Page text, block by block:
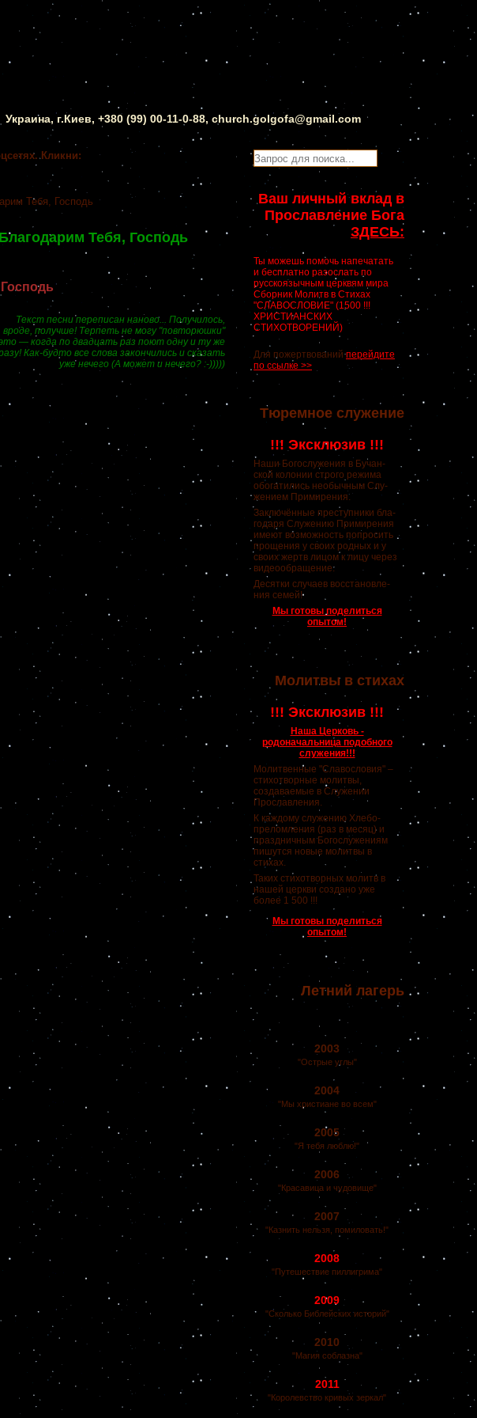
Украина, г.Киев, +380 (99) 00-11-0-88, church.golgofa@gmail.com
Кликни:
Тебя, Господь
Благодарим Тебя, Господь
Текст песни переписан наново... Получилось,
вроде, получше! Терпеть не могу "повторюшки"
— когда по двадцать раз поют одну и ту же
Как-будто все слова закончились и сказать
уже нечего (А может и нечего? :-)))))
Ваш личный вклад в
Прославление Бога
ЗДЕСЬ:
Ты можешь помочь напечатать
и бесплатно разослать по
русскоязычным церквям мира
Сборник Молитв в Стихах
"СЛАВОСЛОВИЕ" (1500 !!!
ХРИСТИАНСКИХ
СТИХОТВОРЕНИЙ)
Для пожертвованийперейдите
по ссылке >>
Тюремное служение
!!! Эксклюзив !!!
Наши Богослужения в Бучан-
ской колонии строго режима
обогатились необычным Слу-
жением Примирения.
Заключённые преступники бла-
годаря Служению Примирения
имеют возможность попросить
прощения у своих родных и у
своих жертв лицом к лицу через
видеообращение.
Десятки случаев восстановле-
ния семей!
Мы готовы поделиться
опытом!
Молитвы в стихах
!!! Эксклюзив !!!
Наша Церковь -
родоначальница подобного
служения!!!
Молитвенные "Славословия" –
стихотворные молитвы,
создаваемые в Служении
Прославления.
К каждому служению Хлебо-
преломления (раз в месяц) и
праздничным Богослужениям
пишутся новые молитвы в
стихах.
Таких стихотворных молитв в
нашей церкви создано уже
более 1 500 !!!
Мы готовы поделиться
опытом!
Летний лагерь
2003
"Острые углы"
2004
"Мы христиане во всем"
2005
"Я тебя люблю!"
2006
"Красавица и чудовище"
2007
"Казнить нельзя, помиловать!"
2008
"Путешествие пиллигрима"
2009
"Сколько Библейских историй"
2010
"Магия соблазна"
2011
"Королевство кривых зеркал"